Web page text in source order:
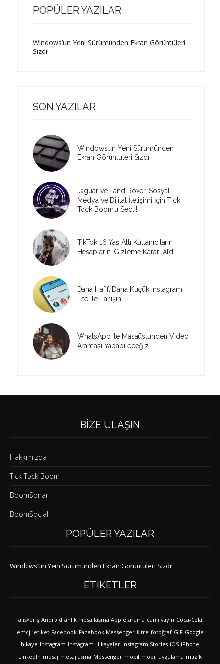
POPÜLER YAZILAR
Windows’un Yeni Sürümünden Ekran Görüntüleri
Sızdı!
SON YAZILAR
Windows’un Yeni Sürümünden
Ekran Görüntüleri Sızdı!
Jaguar ve Land Rover, Sosyal
Medya ve Dijital İletişimi İçin Tick
Tock Boom’u Seçti!
TikTok 16 Yaş Altı Kullanıcıların
Hesaplarını Gizleme Kararı Aldı
Daha Hafif, Daha Küçük Instagram
Lite ile Tanışın!
WhatsApp ile Masaüstünden Video
Araması Yapabileceğiz
BIZE ULAŞIN
Hakkımızda
Tick Tock Boom
BoomSonar
BoomSocial
POPÜLER YAZILAR
Windows’un Yeni Sürümünden Ekran Görüntüleri Sızdı!
ETIKETLER
alışveriş Android anlık mesajlaşma Apple arama canlı yayın Coca-Cola
emoji etiket Facebook Facebook Messenger filtre fotoğraf GIF Google
hikaye Instagram Instagram Hikayeler Instagram Stories iOS iPhone
LinkedIn mesaj mesajlaşma Messenger mobil mobil uygulama müzik